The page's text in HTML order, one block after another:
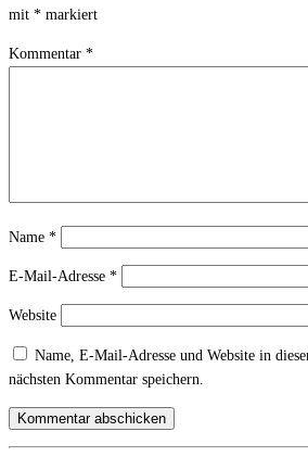
mit * markiert
Kommentar *
Name *
E-Mail-Adresse *
Website
Name, E-Mail-Adresse und Website in
nächsten Kommentar speichern.